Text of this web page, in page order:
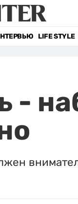
LIFE STYLE
-